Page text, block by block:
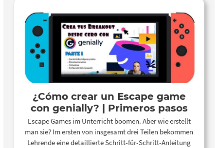
grundlegenden Wortschatz zu den thematischen
Schwerpunkten „Cataluña y el catalán“ sowie „Barcelona
y el turismo“, können die wichtigsten Sehenswürdigkeiten
der katalanischen Hauptstadt benennen und haben
essenzielles soziokulturelles Orientierungswissen zu
Katalonien, Barcelona und der Sagrada Familia erworben.
ES: El juego de escape tiene lugar en un futuro cercano,
poco antes de la finalización de la Sagrada Familia. Los
animales que viven en la basílica descubren con gran
susto que la última piedra que falta para completar el
edificio ha sido robada. La tarea de lxs alumnxs es volver a
encontrar esta piedra.
¿Cómo crear un Escape game
con genially? | Primeros pasos
Escape Games im Unterricht boomen. Aber wie erstellt
man sie? Im ersten von insgesamt drei Teilen bekommen
Lehrende eine detaillierte Schritt-für-Schritt-Anleitung